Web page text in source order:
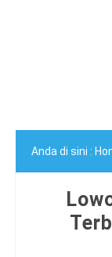
Anda di sini :